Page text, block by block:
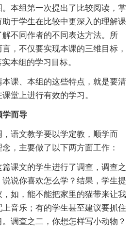
本组第一次提出了比较阅读，掌
于学生在比较中更深入的理解课
不同作者的不同表达方法。所
，不仅要实现本课的三维目标，
本组的学习目标。
课、本组的这些特点，就是要清
堂上进行有效的学习。
学而导
语文教学要以学定教，顺学而
，主要做了以下两方面工作：
课文的学生进行了调查，调查之
说你喜欢怎么学？结果，学生提
如，能不能把家里的猫带来让我
音乐；有的学生甚至建议要抓住
调查之二，你想怎样写小动物？